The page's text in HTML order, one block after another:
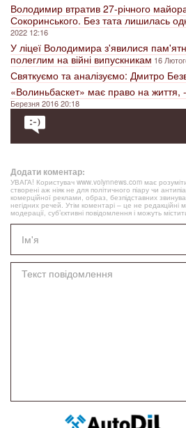
Володимир втратив 27-річного
Сокоринського. Без тата лишилась
2022 12:16
У ліцеї Володимира з'явилися
полеглим на війні випускникам 16
Святкуємо та аналізуємо: Дмитро
«Волиньбаскет» має право на життя,
Березня 2016 20:18
Додати коментар:
УВАГА! Користувач www.volynnews.com має
створені аж ніяк не для політичного піару чи
комерційної реклами, образ, безпідставних
негідних речей. Утім коментарі – це не
модерації, суб’єктивні повідомлення і можуть